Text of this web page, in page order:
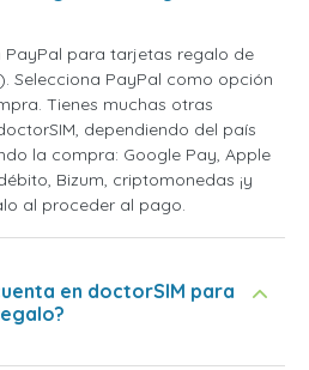
para tarjetas regalo de
Selecciona PayPal como opción
Tienes muchas otras
dependiendo del país
la compra: Google Pay, Apple
Bizum, criptomonedas ¡y
al proceder al pago.
en doctorSIM para